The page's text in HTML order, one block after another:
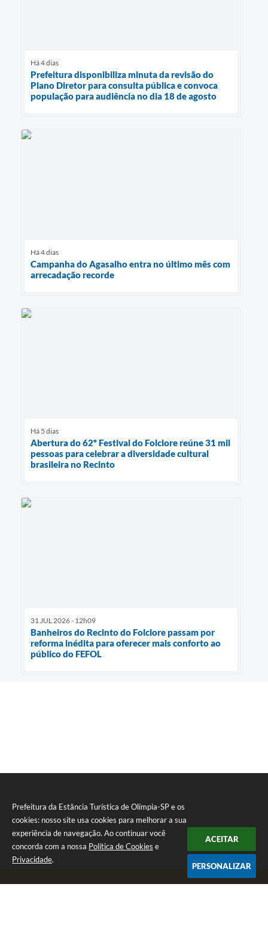
Prefeitura da Estância Turística de Olímpia-SP e os
cookies: nosso site usa cookies para melhorar a sua
experiência de navegação. Ao continuar você
concorda com a nossa Política de Cookies e
Privacidade.
ACEITAR
PERSONALIZAR
Há 4 dias
Prefeitura disponibiliza minuta da revisão do
Plano Diretor para consulta pública e convoca
população para audiência no dia 18 de agosto
Há 4 dias
Campanha do Agasalho entra no último mês com
arrecadação recorde
Há 5 dias
Abertura do 62º Festival do Folclore reúne 31 mil
pessoas para celebrar a diversidade cultural
brasileira no Recinto
31 JUL 2026 - 12h09
Banheiros do Recinto do Folclore passam por
reforma inédita para oferecer mais conforto ao
público do FEFOL